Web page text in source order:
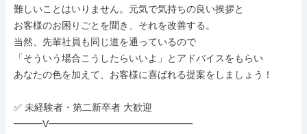
難しいことはいりません。元気で気持ちの良い挨拶と
お客様のお困りごとを聞き、それを改善する。
当然、先輩社員も同じ道を通っているので
「そういう場合こうしたらいいよ」とアドバイスをもらい
あなたの色を加えて、お客様に喜ばれる提案をしましょう！
✅ 未経験者・第二新卒者 大歓迎
━━━V━━━━━━━━━━━━━━━